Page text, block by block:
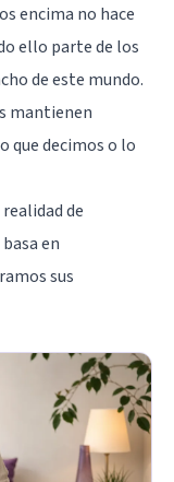
encima no hace
ello parte de los
de este mundo.
mantienen
que decimos o lo
de
en
sus